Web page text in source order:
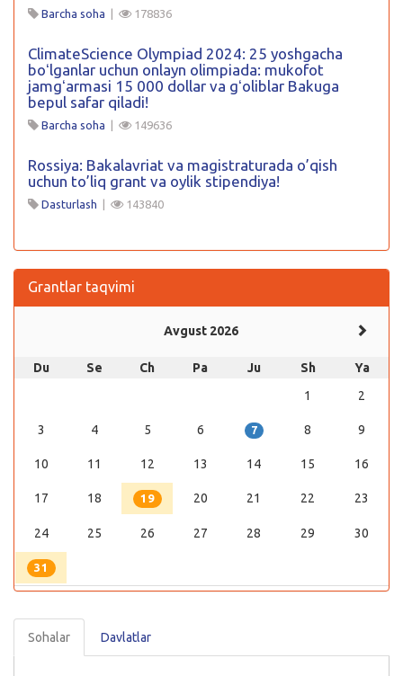
Barcha soha | 178836
ClimateScience Olympiad 2024: 25 yoshgacha
boʻlganlar uchun onlayn olimpiada: mukofot
jamgʻarmasi 15 000 dollar va gʻoliblar Bakuga
bepul safar qiladi!
Barcha soha | 149636
Rossiya: Bakalavriat va magistraturada o’qish
uchun to’liq grant va oylik stipendiya!
Dasturlash | 143840
Grantlar taqvimi
Avgust 2026
Du Se Ch Pa Ju Sh
Ya
1
2
3 4 5 6 7 8 9
10 11 12 13 14 15 16
17 18 19 20 21 22 23
24 25 26 27 28 29 30
31
Sohalar Davlatlar